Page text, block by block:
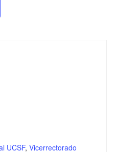
UCSF, Vicerrectorado